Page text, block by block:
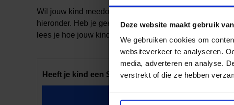
Deze website maakt gebruik
We gebruiken cookies om
websiteverkeer te analyseren.
media, adverteren en analyse.
verstrekt of die ze hebben
Wil jouw kind meedoen aan cultuurlessen? Mooi! Heb
hieronder. Heb je geen Stadspas? Of wil je hulp bij je
lees je hoe jouw kind alsnog mee kan doen.
Heeft je kind een Stadspas?
Doe een aanvraag